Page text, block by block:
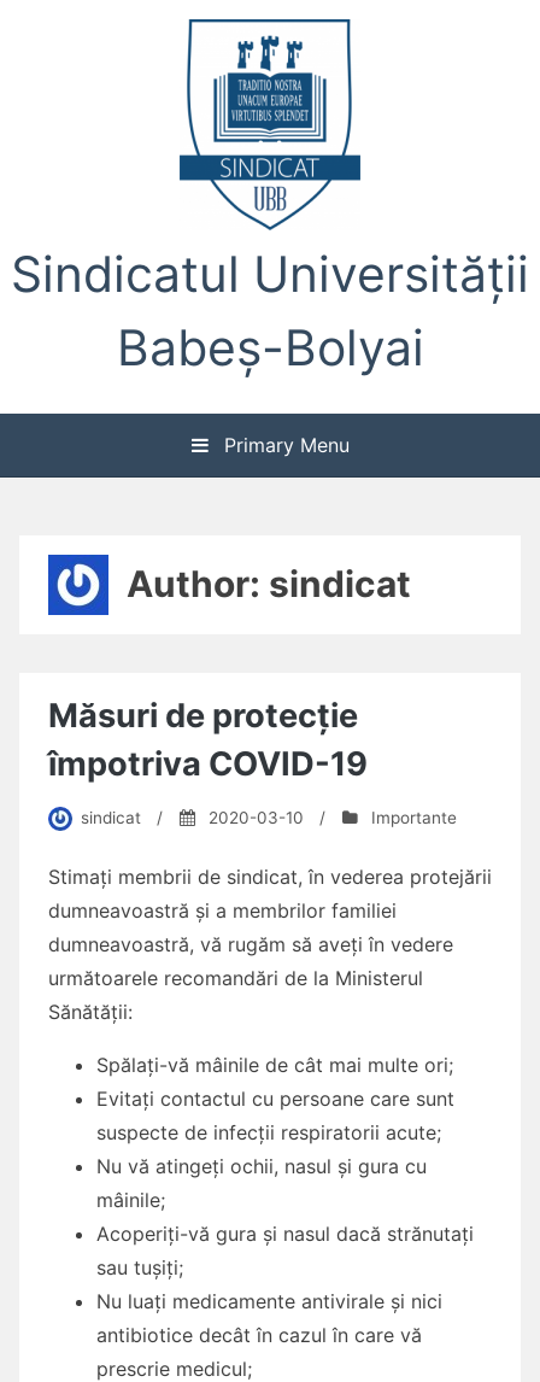
Sindicatul Universității
Babeș-Bolyai
Primary Menu
Author: sindicat
Măsuri de protecție
împotriva COVID-19
sindicat / 2020-03-10 / Importante
Stimați membrii de sindicat, în vederea protejării
dumneavoastră și a membrilor familiei
dumneavoastră, vă rugăm să aveți în vedere
următoarele recomandări de la Ministerul
Sănătății:
Spălați-vă mâinile de cât mai multe ori;
Evitați contactul cu persoane care sunt
suspecte de infecții respiratorii acute;
Nu vă atingeți ochii, nasul și gura cu
mâinile;
Acoperiți-vă gura și nasul dacă strănutați
sau tușiți;
Nu luați medicamente antivirale și nici
antibiotice decât în cazul în care vă
prescrie medicul;